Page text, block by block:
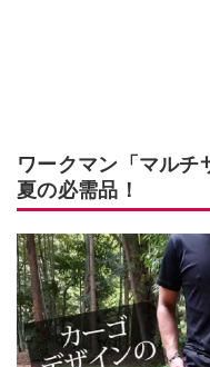
ワークマン「マルチ
夏の必需品！